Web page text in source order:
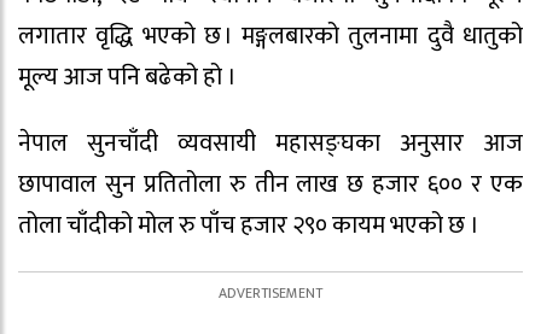
लगातार वृद्धि भएको छ । मङ्गलबारको तुलनामा दुवै धातुको
मूल्य आज पनि बढेको हो ।
नेपाल सुनचाँदी व्यवसायी महासङ्घका अनुसार आज
छापावाल सुन प्रतितोला रु तीन लाख छ हजार ६०० र एक
तोला चाँदीको मोल रु पाँच हजार २९० कायम भएको छ ।